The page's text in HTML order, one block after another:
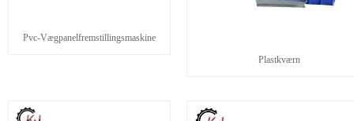
Pvc-Vægpanelfremstillingsmaskine
Plastkværn